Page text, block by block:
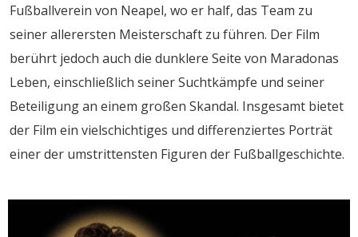
Fußballverein von Neapel, wo er half, das Team zu
seiner allerersten Meisterschaft zu führen. Der Film
berührt jedoch auch die dunklere Seite von Maradonas
Leben, einschließlich seiner Suchtkämpfe und seiner
Beteiligung an einem großen Skandal. Insgesamt bietet
der Film ein vielschichtiges und differenziertes Porträt
einer der umstrittensten Figuren der Fußballgeschichte.